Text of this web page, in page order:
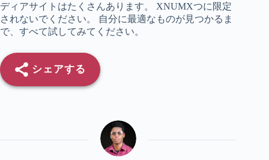
ディアサイトはたくさんあります。 XNUMXつに限定
されないでください。 自分に最適なものが見つかるま
で、すべて試してみてください。
シェアする